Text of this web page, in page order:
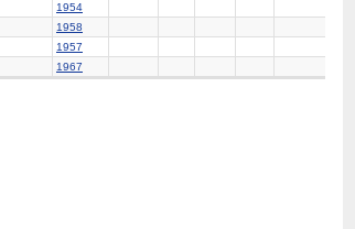
1954
1958
1957
1967